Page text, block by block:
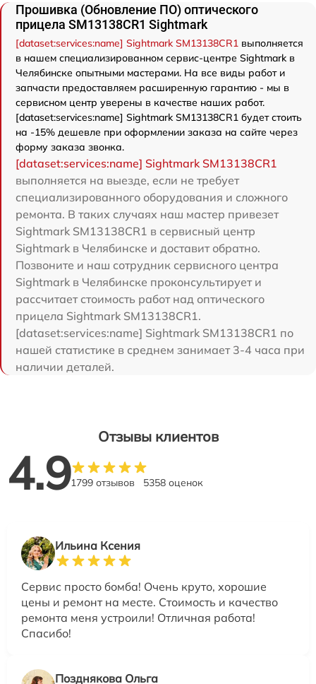
Прошивка (Обновление ПО) оптического
прицела SM13138CR1 Sightmark
[dataset:services:name] Sightmark SM13138CR1 выполняется
в нашем специализированном сервис-центре Sightmark в
Челябинске опытными мастерами. На все виды работ и
запчасти предоставляем расширенную гарантию - мы в
сервисном центр уверены в качестве наших работ.
[dataset:services:name] Sightmark SM13138CR1 будет стоить
на -15% дешевле при оформлении заказа на сайте через
форму заказа звонка.
[dataset:services:name] Sightmark SM13138CR1
выполняется на выезде, если не требует
специализированного оборудования и сложного
ремонта. В таких случаях наш мастер привезет
Sightmark SM13138CR1 в сервисный центр
Sightmark в Челябинске и доставит обратно.
Позвоните и наш сотрудник сервисного центра
Sightmark в Челябинске проконсультирует и
рассчитает стоимость работ над оптического
прицела Sightmark SM13138CR1.
[dataset:services:name] Sightmark SM13138CR1 по
нашей статистике в среднем занимает 3-4 часа при
наличии деталей.
Отзывы клиентов
4.91799 отзывов 5358 оценок
Ильина Ксения
Сервис просто бомба! Очень круто, хорошие
цены и ремонт на месте. Стоимость и качество
ремонта меня устроили! Отличная работа!
Спасибо!
Позднякова Ольга